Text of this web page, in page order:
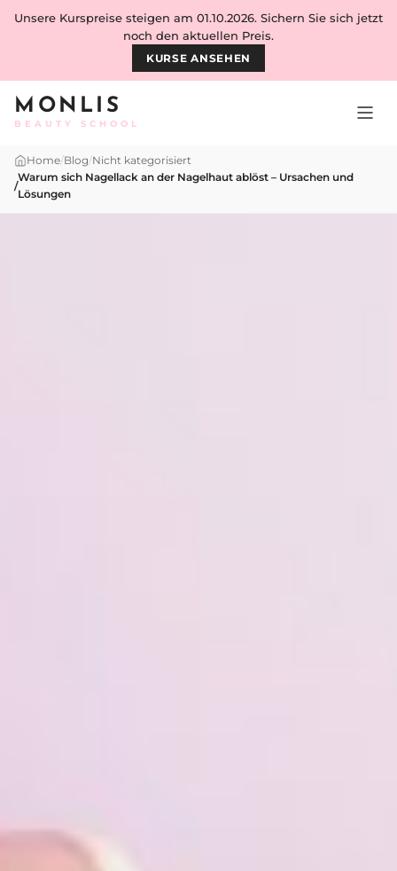
Skip to content
MONLIS
BEAUTY SCHOOL
Unsere Kurspreise steigen am 01.10.2026. Sichern Sie sich jetzt
noch den aktuellen Preis.
KURSE ANSEHEN
Home/Blog/Nicht kategorisiert
/
Warum sich Nagellack an der Nagelhaut ablöst – Ursachen und
Lösungen